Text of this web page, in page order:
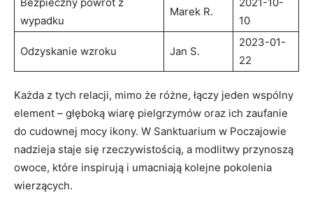
wypadku
Marek R.
10
Odzyskanie wzroku Jan S.
2023-01-
22
Każda z tych relacji, mimo że różne, łączy jeden wspólny
element – głęboką wiarę pielgrzymów oraz ich zaufanie
do cudownej mocy ikony. W Sanktuarium w Poczajowie
nadzieja staje się rzeczywistością, a modlitwy przynoszą
owoce, które inspirują i umacniają kolejne pokolenia
wierzących.